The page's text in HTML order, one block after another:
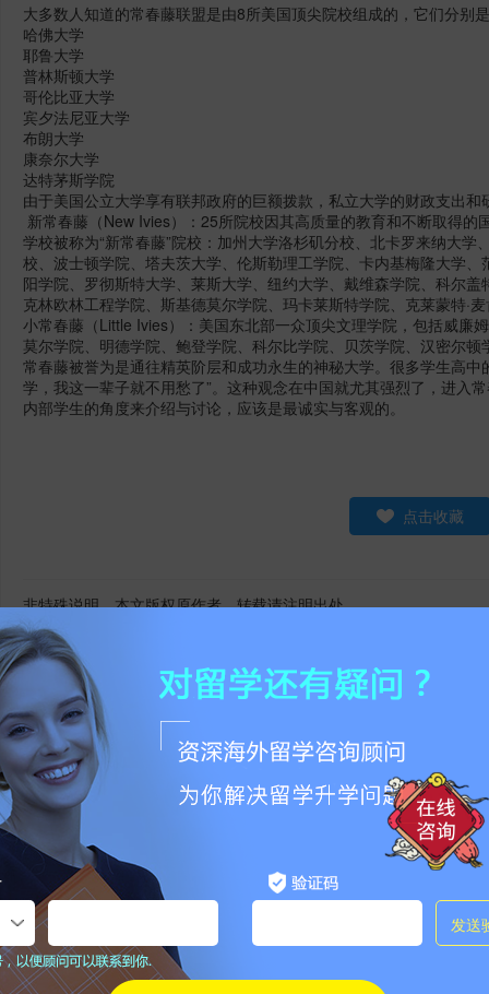
大多数人知道的常春藤联盟是由8所美国顶尖院校组成的，它们分别
哈佛大学
耶鲁大学
普林斯顿大学
哥伦比亚大学
宾夕法尼亚大学
布朗大学
康奈尔大学
达特茅斯学院
由于美国公立大学享有联邦政府的巨额拨款，私立大学的财政支出
新常春藤（New Ivies）：25所院校因其高质量的教育和不断取得
学校被称为“新常春藤”院校：加州大学洛杉矶分校、北卡罗来纳大
校、波士顿学院、塔夫茨大学、伦斯勒理工学院、卡内基梅隆大学
阳学院、罗彻斯特大学、莱斯大学、纽约大学、戴维森学院、科尔
克林欧林工程学院、斯基德莫尔学院、玛卡莱斯特学院、克莱蒙特·
小常春藤（Little Ivies）：美国东北部一众顶尖文理学院，包括威廉
莫尔学院、明德学院、鲍登学院、科尔比学院、贝茨学院、汉密尔
常春藤被誉为是通往精英阶层和成功永生的神秘大学。很多学生高
学，我这一辈子就不用愁了”。这种观念在中国就尤其强烈了，进入
内部学生的角度来介绍与讨论，应该是最诚实与客观的。
点击收藏
非特殊说明，本文版权原作者，转载请注明出处
本文地址：
请勿相信除官方外其他任何联系方式，谨防被骗！
0条评论 登陆|注册
相关问答